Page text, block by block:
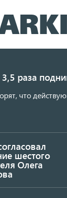
раза
что
шестого
Олега